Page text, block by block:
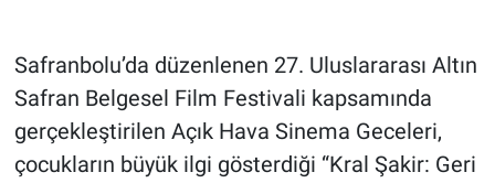
Safranbolu’da düzenlenen 27. Uluslararası Altın
Safran Belgesel Film Festivali kapsamında
gerçekleştirilen Açık Hava Sinema Geceleri,
çocukların büyük ilgi gösterdiği “Kral Şakir: Geri